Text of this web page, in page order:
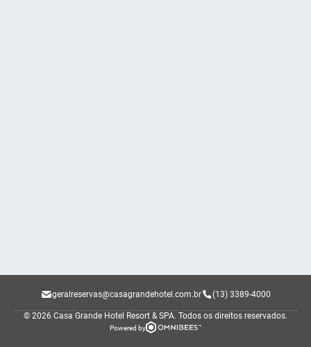
geralreservas@casagrandehotel.com.br (13) 3389-4000
© 2026 Casa Grande Hotel Resort & SPA. Todos os direitos reservados.
Powered by